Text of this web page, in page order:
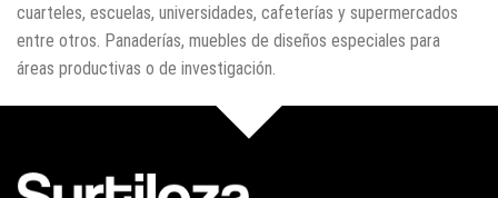
cuarteles, escuelas, universidades, cafeterías y supermercados
entre otros. Panaderías, muebles de diseños especiales para
áreas productivas o de investigación.